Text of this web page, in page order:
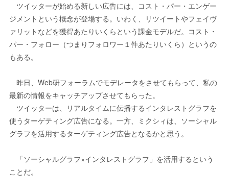
ツイッターが始める新しい広告には、コスト・パー・エンゲー
ジメントという概念が登場する。いわく、リツイートやフェイヴ
ァリットなどを獲得あたりいくらという課金モデルだ。コスト・
パー・フォロー（つまりフォロワー１件あたりいくら）というの
もある。
昨日、Web研フォーラムでモデレータをさせてもらって、私の
最新の情報をキャッチアップさせてもらった。
ツイッターは、リアルタイムに伝播するインタレストグラフを
使うターゲティング広告になる。一方、ミクシィは、ソーシャル
グラフを活用するターゲティング広告となるかと思う。
「ソーシャルグラフ×インタレストグラフ」を活用するという
ことだ。